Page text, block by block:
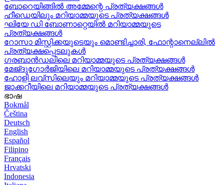
ബോറെയിങ്ങിൽ അമ്മേന്റെ പ്രത്യക്ഷങ്ങൾ
ഹീഡെയിലും മറിയാമ്മയുടെ പ്രത്യക്ഷങ്ങൾ
ഘിയേ ഡി ബോണാറ്റെയിൽ മറിയാമ്മയുടെ
പ്രത്യക്ഷങ്ങൾ
റോസാ മിസ്റ്റിക്കയുടെയും മൊണ്ടിച്ചാരി, ഫോന്റാനെല്ലിൽ
പ്രത്യക്ഷപ്പെടലുകൾ
ഗരബാൻഡലിലെ മറിയാമ്മയുടെ പ്രത്യക്ഷങ്ങൾ
മേജ്ദുഗോർജിയിലെ മറിയാമ്മയുടെ പ്രത്യക്ഷങ്ങൾ
ഹോളി ലവ്‌സിലെയും മറിയാമ്മയുടെ പ്രത്യക്ഷങ്ങൾ
ജാക്കറീയിലെ മറിയാമ്മയുടെ പ്രത്യക്ഷങ്ങൾ
ഭാഷ
Bokmål
Čeština
Deutsch
English
Español
Filipino
Français
Hrvatski
Indonesia